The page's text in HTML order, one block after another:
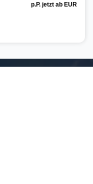
p.P. jetzt ab EUR